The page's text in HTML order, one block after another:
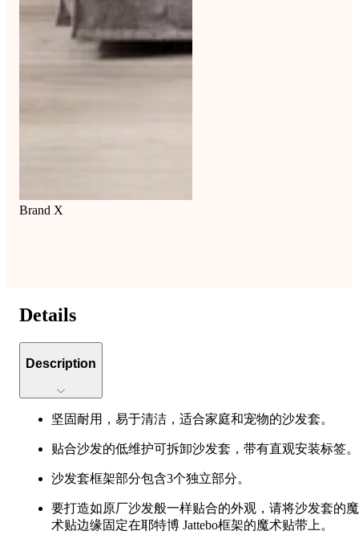
Brand X
Details
Description
坚固耐用，易于清洁，适合家庭和宠物的沙发套。
贴合沙发的低维护可拆卸沙发套，带有直观安装标签。
沙发套框架部分包含3个独立部分。
要打造如原厂沙发般一样贴合的外观，请将沙发套的魔
术贴边缘固定在耶特博 Jattebo框架的魔术贴带上。